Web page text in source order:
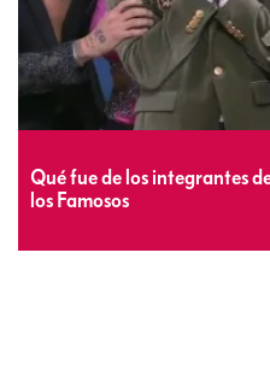
Qué fue de los integrantes
los Famosos